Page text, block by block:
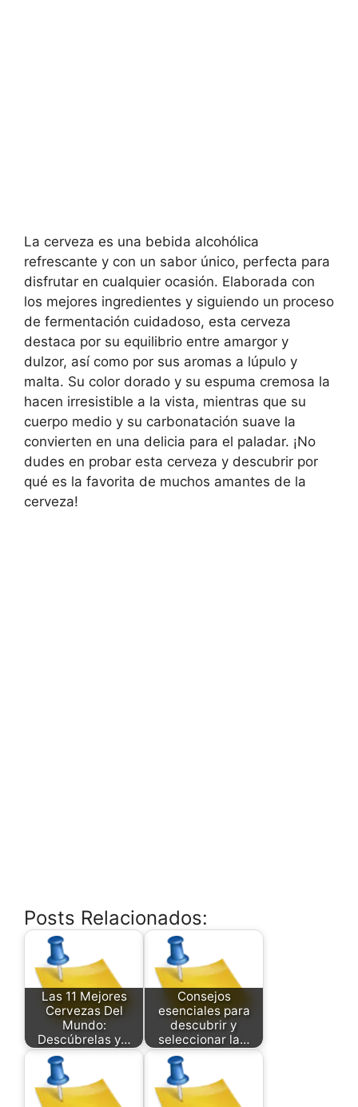
La cerveza es una bebida alcohólica
refrescante y con un sabor único, perfecta para
disfrutar en cualquier ocasión. Elaborada con
los mejores ingredientes y siguiendo un proceso
de fermentación cuidadoso, esta cerveza
destaca por su equilibrio entre amargor y
dulzor, así como por sus aromas a lúpulo y
malta. Su color dorado y su espuma cremosa la
hacen irresistible a la vista, mientras que su
cuerpo medio y su carbonatación suave la
convierten en una delicia para el paladar. ¡No
dudes en probar esta cerveza y descubrir por
qué es la favorita de muchos amantes de la
cerveza!
Posts Relacionados:
Las 11 Mejores
Cervezas Del
Mundo:
Descúbrelas y…
Consejos
esenciales para
descubrir y
seleccionar la…